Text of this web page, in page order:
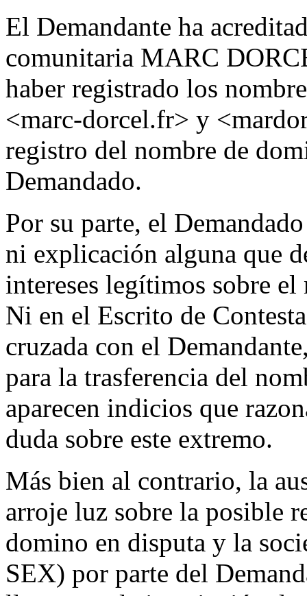
El Demandante ha
comunitaria MARC
haber registrado los
<marc-dorcel.fr> y
registro del nombre de
Demandado.
Por su parte, el
ni explicación alguna que
intereses legítimos sobre
Ni en el Escrito de
cruzada con el
para la trasferencia del
aparecen indicios que
duda sobre este extremo.
Más bien al contrario, la
arroje luz sobre la posible
domino en disputa y la
SEX) por parte del